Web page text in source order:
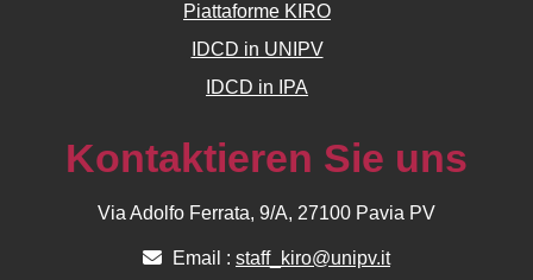
Piattaforme KIRO
IDCD in UNIPV
IDCD in IPA
Kontaktieren Sie uns
Via Adolfo Ferrata, 9/A, 27100 Pavia PV
Email : staff_kiro@unipv.it